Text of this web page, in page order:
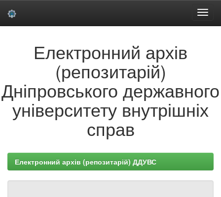
Електронний архів
(репозитарій)
Дніпровського державного
університету внутрішніх
справ
Електронний архів (репозитарій) ДДУВС